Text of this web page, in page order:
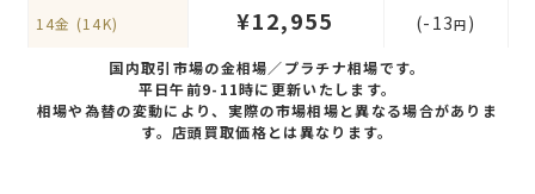
14金 (14K) ¥12,955 (-13円 )
国内取引市場の金相場／プラチナ相場です。
平日午前9-11時に更新いたします。
相場や為替の変動により、実際の市場相場と異なる場合がありま
す。店頭買取価格とは異なります。